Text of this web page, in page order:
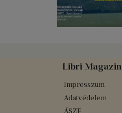
Libri Magazin
Impresszum
Adatvédelem